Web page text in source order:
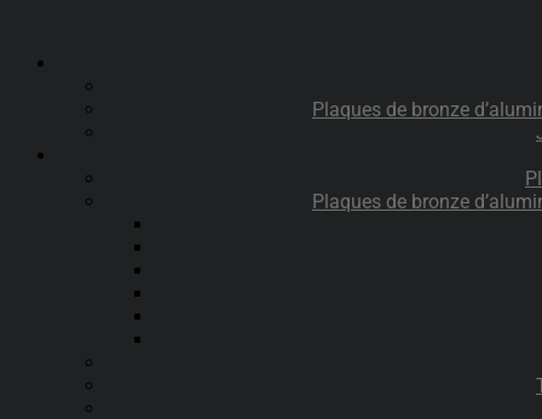
Plaques de bronze
Plaques de bronze